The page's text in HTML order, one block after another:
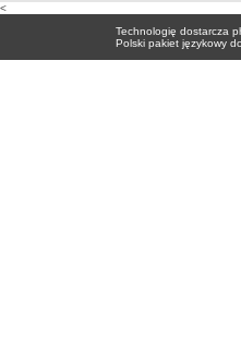
<
Technologię dostarcza
Polski pakiet językowy